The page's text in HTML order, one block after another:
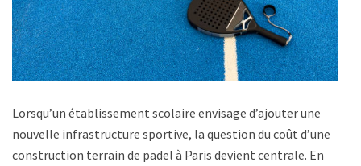
Lorsqu’un établissement scolaire envisage d’ajouter une
nouvelle infrastructure sportive, la question du coût d’une
construction terrain de padel à Paris devient centrale. En